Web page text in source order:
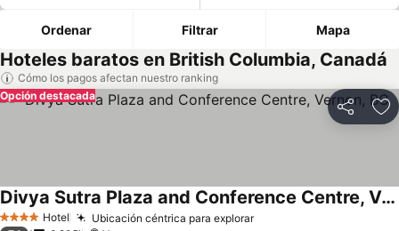
Ordenar Filtrar Mapa
Hoteles baratos en British Columbia, Canadá
Cómo los pagos afectan nuestro ranking
Compartir
Opción destacada
4 EstrellasHotel Ubicación céntrica para explorar
Divya Sutra Plaza and Conference Centre, Vernon, BC